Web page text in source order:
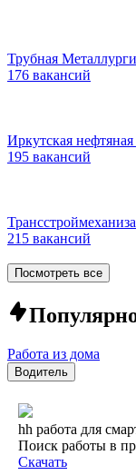
Трубная
176 вакансий
Иркутская
195 вакансий
215 вакансий
Посмотреть все
Работа из дома
Водитель
hh работа для
Поиск работы в
Скачать